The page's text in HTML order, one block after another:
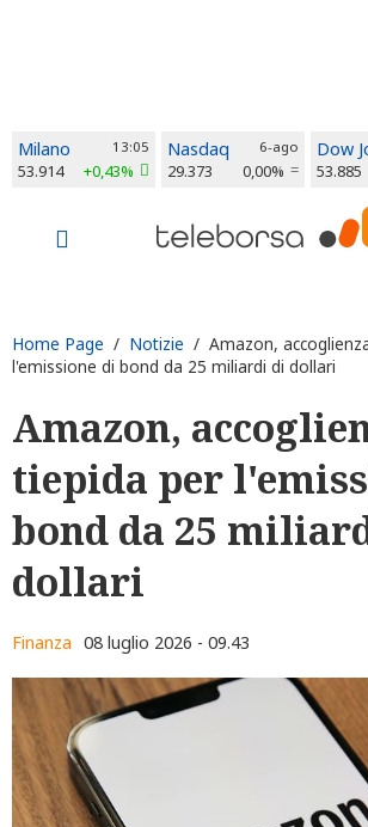
Milano 13:05
53.914 +0,43%
Nasdaq 6-ago
29.373 0,00%
Dow
53.885
Home Page / Notizie / Amazon,
l'emissione di bond da 25 miliardi di dollari
Amazon,
tiepida per
bond da 25
dollari
Finanza 08 luglio 2026 - 09.43